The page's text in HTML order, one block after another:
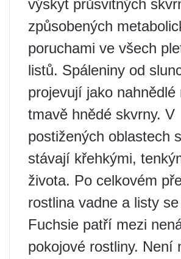
výskyt průsvitných
způsobených
poruchami ve všech
listů. Spáleniny od
projevují jako nahnědlé
tmavě hnědé skvrny. V
postižených oblastech
stávají křehkými,
života. Po celkovém
rostlina vadne a listy
Fuchsie patří mezi
pokojové rostliny. Není